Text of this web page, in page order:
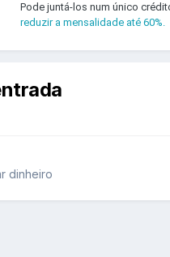
Pode juntá-los num único
reduzir a mensalidade até 60%.
dinheiro